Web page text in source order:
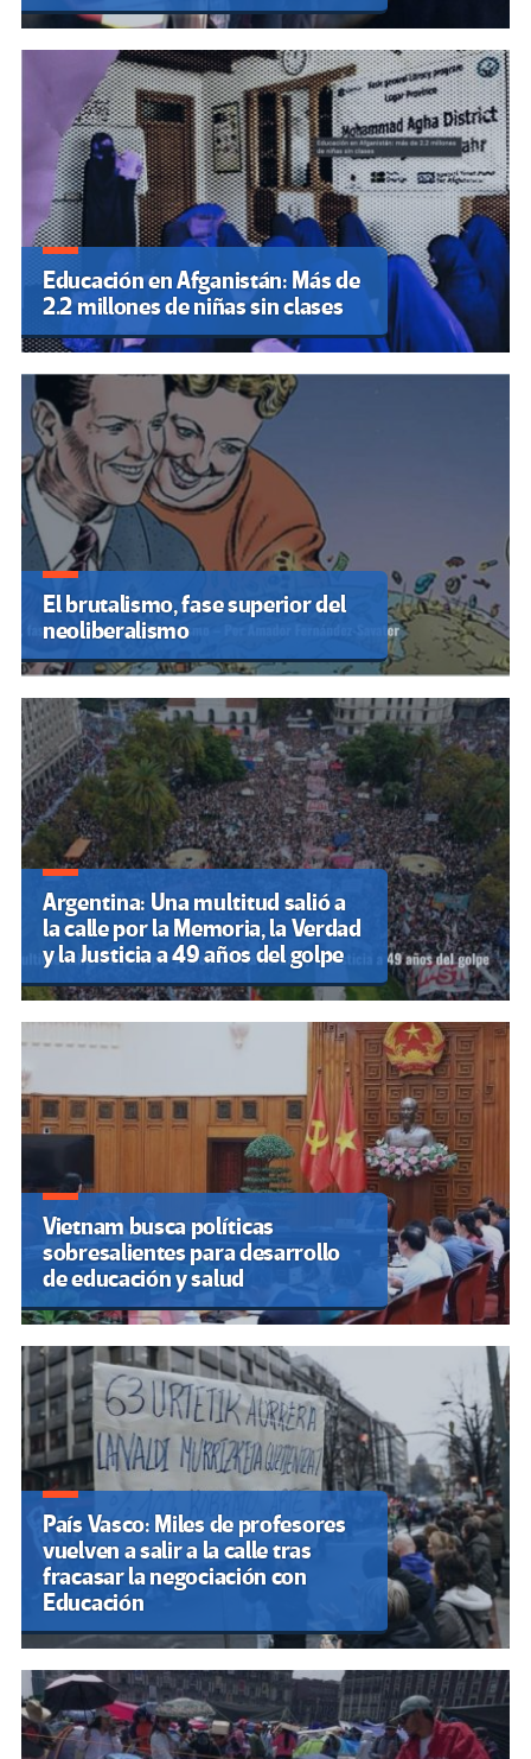
Educación en Afganistán: Más de
2.2 millones de niñas sin clases
El brutalismo, fase superior del
neoliberalismo
Argentina: Una multitud salió a
la calle por la Memoria, la Verdad
y la Justicia a 49 años del golpe
Vietnam busca políticas
sobresalientes para desarrollo
de educación y salud
País Vasco: Miles de profesores
vuelven a salir a la calle tras
fracasar la negociación con
Educación